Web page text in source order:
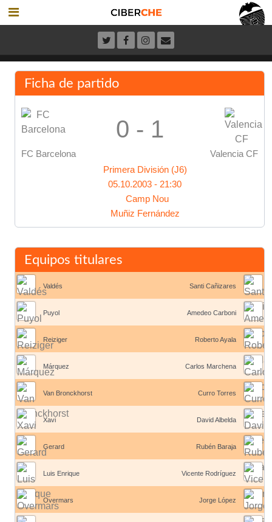
Ficha de partido
FC Barcelona
0 - 1
Valencia CF
Primera División (J6)
05.10.2003 - 21:30
Camp Nou
Muñiz Fernández
Equipos titulares
Valdés
Puyol
Reiziger
Márquez
Van Bronckhorst
Xavi
Gerard
Luis Enrique
Overmars
Santi Cañizares
Amedeo Carboni
Roberto Ayala
Carlos Marchena
Curro Torres
David Albelda
Rubén Baraja
Vicente Rodríguez
Jorge López